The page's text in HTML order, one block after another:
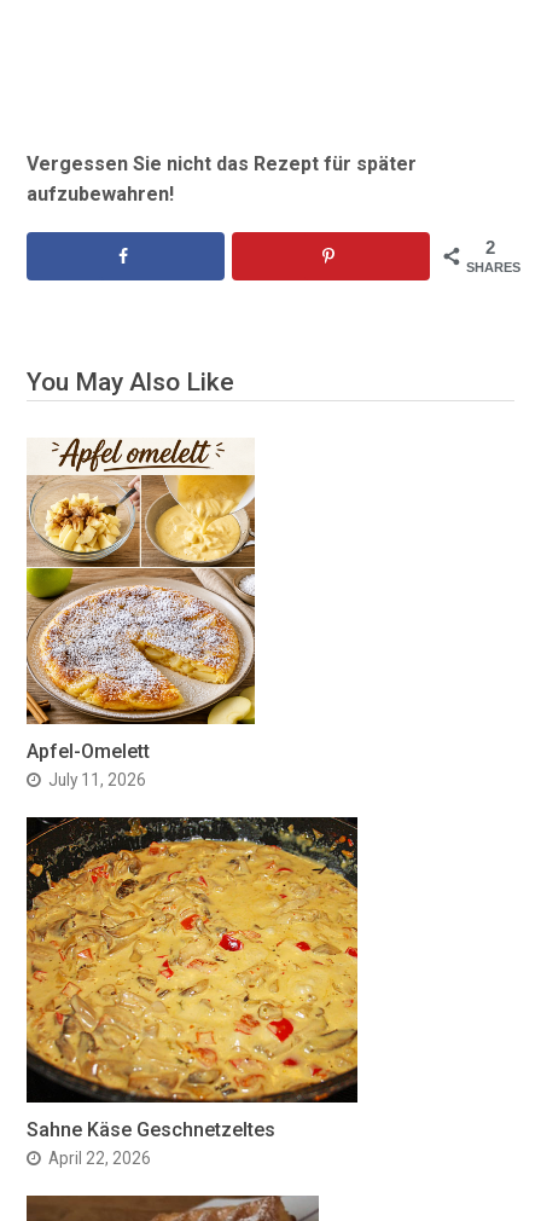
Vergessen Sie nicht das Rezept für später
aufzubewahren!
2
SHARES
You May Also Like
Apfel-Omelett
July 11, 2026
Sahne Käse Geschnetzeltes
April 22, 2026